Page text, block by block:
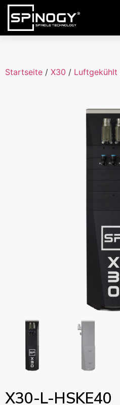
Startseite / X30 / Luftgekühlt
X30-L-HSKE40